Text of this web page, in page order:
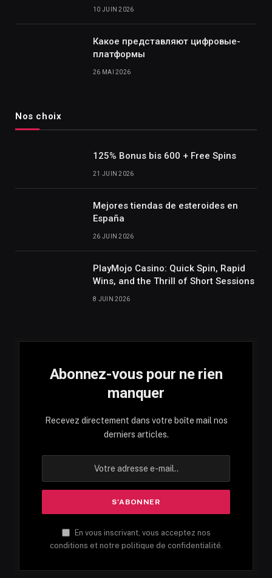
10 JUIN 2026
Какое представляют цифровые-
платформы
26 MAI 2026
Nos choix
125% Bonus bis 600 + Free Spins
21 JUIN 2026
Mejores tiendas de esteroides en
España
26 JUIN 2026
PlayMojo Casino: Quick Spin, Rapid
Wins, and the Thrill of Short Sessions
8 JUIN 2026
Abonnez-vous pour ne rien
manquer
Recevez directement dans votre boîte mail nos
derniers articles.
En vous inscrivant, vous acceptez nos
conditions et notre politique de confidentialité.